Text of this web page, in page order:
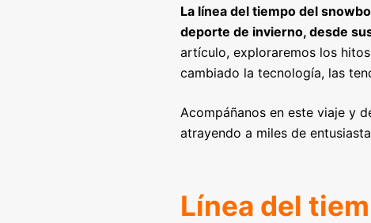
La línea del tiempo del
deporte de invierno, desde
artículo, exploraremos los
cambiado la tecnología, las
Acompáñanos en este viaje y
atrayendo a miles de
Línea del